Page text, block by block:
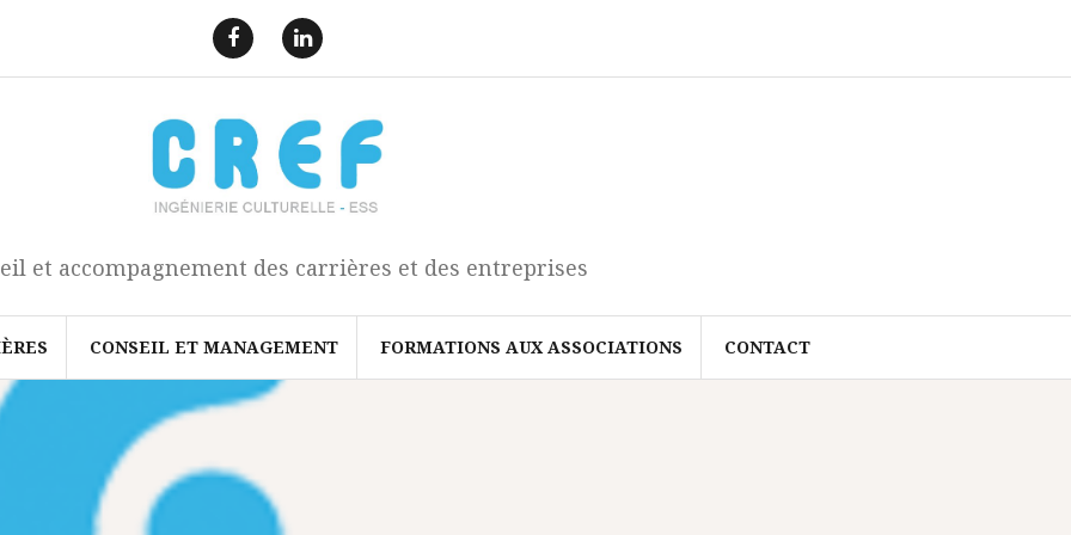
a
c
b
o
k
i
k
e
d
I
n
et accompagnement des carrières et des entreprises
CONSEIL ET MANAGEMENT FORMATIONS AUX ASSOCIATIONS CONTACT